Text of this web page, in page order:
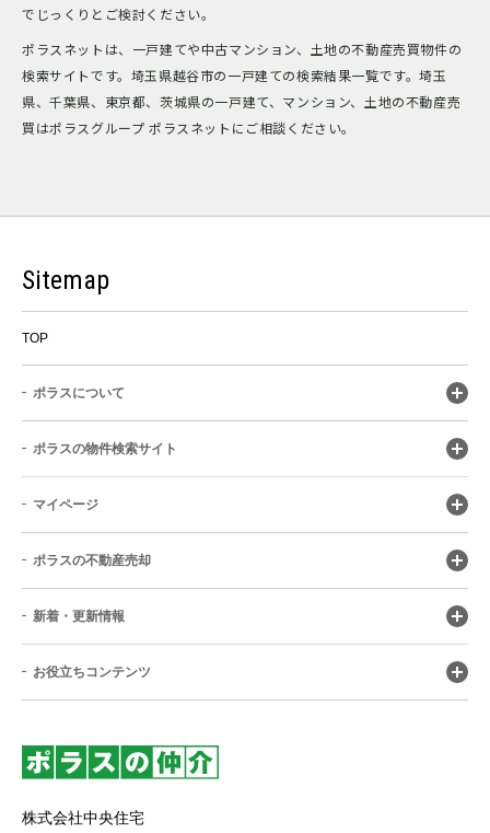
でじっくりとご検討ください。
ポラスネットは、一戸建てや中古マンション、土地の不動産売買物件の
検索サイトです。埼玉県越谷市の一戸建ての検索結果一覧です。埼玉
県、千葉県、東京都、茨城県の一戸建て、マンション、土地の不動産売
買はポラスグループ ポラスネットにご相談ください。
Sitemap
TOP
ポラスについて
ポラスの物件検索サイト
マイページ
ポラスの不動産売却
新着・更新情報
お役立ちコンテンツ
株式会社中央住宅